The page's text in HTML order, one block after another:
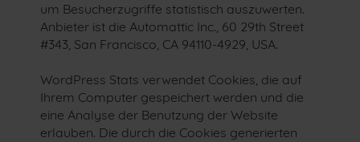
um Besucherzugriffe statistisch auszuwerten.
Anbieter ist die Automattic Inc., 60 29th Street
#343, San Francisco, CA 94110-4929, USA.
WordPress Stats verwendet Cookies, die auf
Ihrem Computer gespeichert werden und die
eine Analyse der Benutzung der Website
erlauben. Die durch die Cookies generierten